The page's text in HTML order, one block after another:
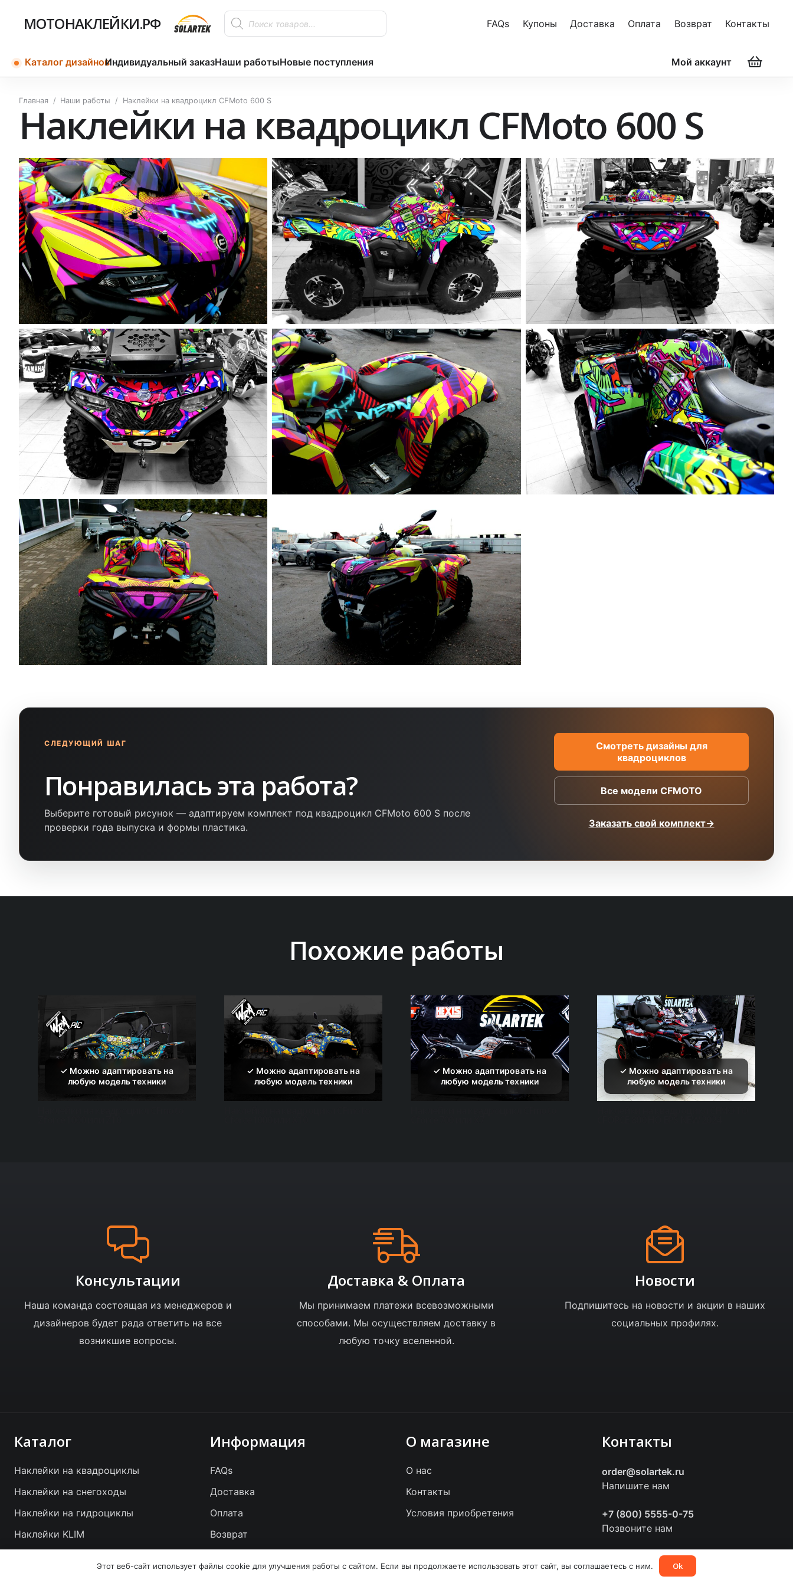
МОТОНАКЛЕЙКИ.РФ
Поиск
товаров
FAQs Купоны Доставка Оплата Возврат Контакты
Каталог дизайновИндивидуальный заказНаши работыНовые поступления Мой аккаунт
Главная / Наши работы / Наклейки на квадроцикл CFMoto 600 S
Наклейки на квадроцикл CFMoto 600 S
СЛЕДУЮЩИЙ ШАГ
Понравилась эта работа?
Выберите готовый рисунок — адаптируем комплект под квадроцикл CFMoto 600 S после
проверки года выпуска и формы пластика.
Смотреть дизайны для
квадроциклов
Все модели CFMOTO
Заказать свой комплект→
Похожие работы
Консультации
Наша команда состоящая из менеджеров и
дизайнеров будет рада ответить на все
возникшие вопросы.
Доставка & Оплата
Мы принимаем платежи всевозможными
способами. Мы осуществляем доставку в
любую точку вселенной.
Новости
Подпишитесь на новости и акции в наших
социальных профилях.
Каталог
Наклейки на квадроциклы
Наклейки на снегоходы
Наклейки на гидроциклы
Наклейки KLIM
Информация
FAQs
Доставка
Оплата
Возврат
О магазине
О нас
Контакты
Условия приобретения
Контакты
order@solartek.ru
Напишите нам
+7 (800) 5555-0-75
Позвоните нам
Этот веб-сайт использует файлы cookie для улучшения работы с сайтом. Если вы продолжаете использовать этот сайт, вы соглашаетесь с ним. Ok